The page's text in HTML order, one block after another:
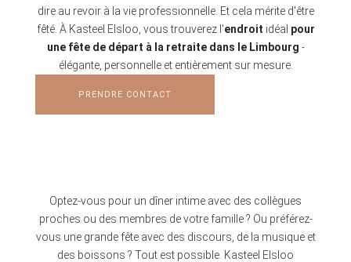
dire au revoir à la vie professionnelle. Et cela mérite d'être
fêté. À Kasteel Elsloo, vous trouverez l'endroit idéal pour
une fête de départ à la retraite dans le Limbourg -
élégante, personnelle et entièrement sur mesure.
PRENDRE CONTACT
Optez-vous pour un dîner intime avec des collègues
proches ou des membres de votre famille ? Ou préférez-
vous une grande fête avec des discours, de la musique et
des boissons ? Tout est possible. Kasteel Elsloo